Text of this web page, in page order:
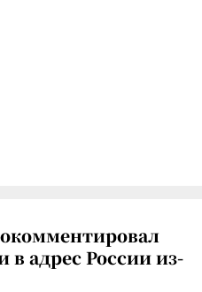
адрес России из-